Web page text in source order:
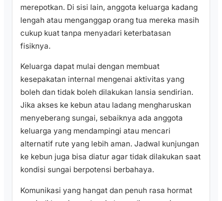
merepotkan. Di sisi lain, anggota keluarga kadang
lengah atau menganggap orang tua mereka masih
cukup kuat tanpa menyadari keterbatasan
fisiknya.
Keluarga dapat mulai dengan membuat
kesepakatan internal mengenai aktivitas yang
boleh dan tidak boleh dilakukan lansia sendirian.
Jika akses ke kebun atau ladang mengharuskan
menyeberang sungai, sebaiknya ada anggota
keluarga yang mendampingi atau mencari
alternatif rute yang lebih aman. Jadwal kunjungan
ke kebun juga bisa diatur agar tidak dilakukan saat
kondisi sungai berpotensi berbahaya.
Komunikasi yang hangat dan penuh rasa hormat